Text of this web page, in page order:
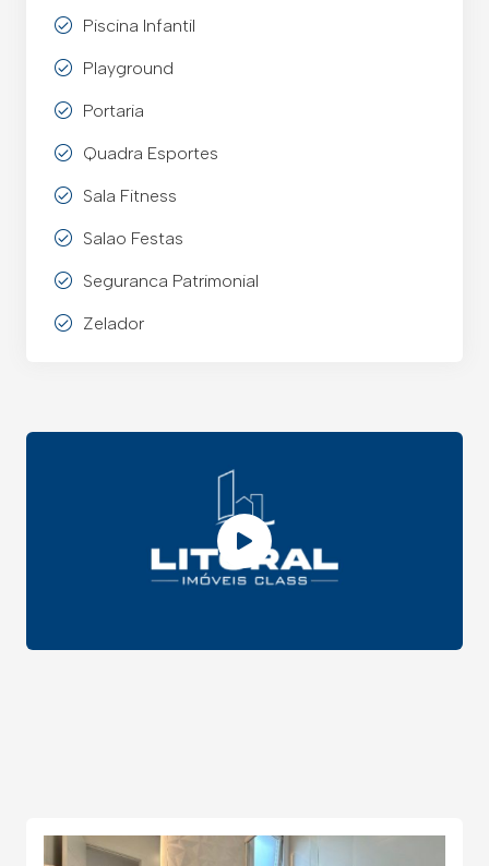
Piscina Infantil
Playground
Portaria
Quadra Esportes
Sala Fitness
Salao Festas
Seguranca Patrimonial
Zelador